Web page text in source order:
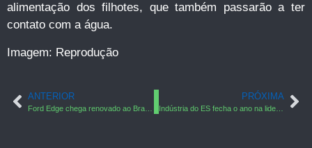
alimentação dos filhotes, que também passarão a ter
contato com a água.
Imagem: Reprodução
ANTERIOR PRÓXIMA
Indústria do ES fecha o ano na liderança e deve permanecer na frente em 2011